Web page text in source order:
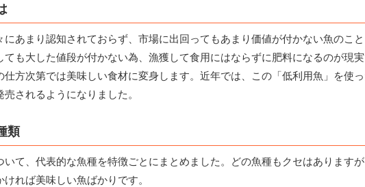
にあまり認知されておらず、市場に出回ってもあまり価値が付かない魚のこ
ても大した値段が付かない為、漁獲して食用にはならずに肥料になるのが現
仕方次第では美味しい食材に変身します。近年では、この「低利用魚」を使
されるようになりました。
類
いて、代表的な魚種を特徴ごとにまとめました。どの魚種もクセはあります
れば美味しい魚ばかりです。